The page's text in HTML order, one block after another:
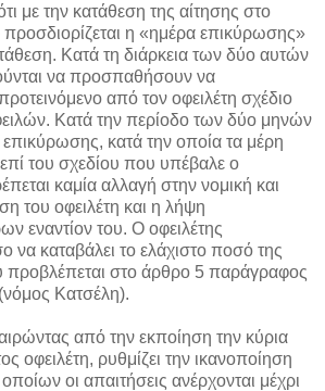
με την κατάθεση της αίτησης στο
προσδιορίζεται η «ημέρα επικύρωσης»
Κατά τη διάρκεια των δύο αυτών
να προσπαθήσουν να
από τον οφειλέτη σχέδιο
Κατά την περίοδο των δύο μηνών
επικύρωσης, κατά την οποία τα μέρη
του σχεδίου που υπέβαλε ο
καμία αλλαγή στην νομική και
του οφειλέτη και η λήψη
εναντίον του. Ο οφειλέτης
να καταβάλει το ελάχιστο ποσό της
προβλέπεται στο άρθρο 5 παράγραφος
Κατσέλη).
από την εκποίηση την κύρια
οφειλέτη, ρυθμίζει την ικανοποίηση
οι απαιτήσεις ανέρχονται μέχρι